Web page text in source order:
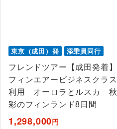
東京（成田）発 添乗員同行
フレンドツアー【成田発着】
フィンエアービジネスクラス
利用 オーロラとルスカ 秋
彩のフィンランド8日間
1,298,000円